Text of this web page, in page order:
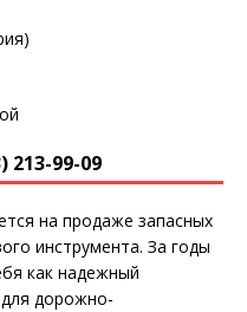
99-09
на продаже запасных
инструмента. За годы
как надежный
дорожно-